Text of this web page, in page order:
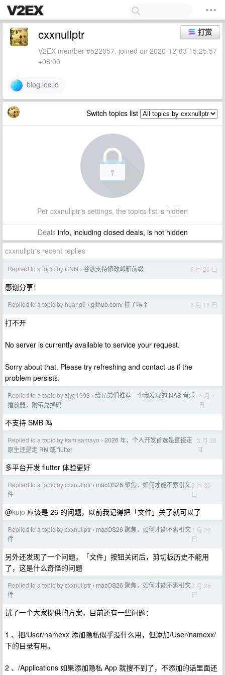
打赏
cxxnullptr
V2EX member #522057, joined on 2020-12-03 15:25:57
+08:00
blog.loc.lc
Switch topics list
Per cxxnullptr's settings, the topics list is hidden
Dealsinfo, including closed deals, is not hidden
cxxnullptr's recent replies
Replied to a topic by CNN › 谷歌支持修改邮箱前缀 6 月 23 日
感谢分享！
Replied to a topic by huang9 › github.com/ 挂了吗 ? 5 月 15 日
打不开
No server is currently available to service your request.
Sorry about that. Please try refreshing and contact us if the
problem persists.
Replied to a topic by zjyg1993 › 给兄弟们推荐一个我发现的 NAS 音乐
播放器，附带兑换码
4 月 7
日
不支持 SMB 吗
Replied to a topic by kamisamayo › 2026 年，个人开发首选是直接走
原生还是走 RN 或 flutter
3 月 30
日
多平台开发 flutter 体验更好
Replied to a topic by cxxnullptr › macOS26 聚焦，如何才能不索引文
件
3 月 30
日
@kujo 应该是 26 的问题，以前我记得把「文件」关了就可以了
Replied to a topic by cxxnullptr › macOS26 聚焦，如何才能不索引文
件
3 月 26
日
另外还发现了一个问题，「文件」按钮关闭后，剪切板历史不能用
了，这是什么奇怪的问题
Replied to a topic by cxxnullptr › macOS26 聚焦，如何才能不索引文
件
3 月 26
日
试了一个大家提供的方案，目前还有一些问题：
1 、把/User/namexx 添加隐私似乎没什么用，但添加/User/namexx/
下的目录有用。
2 、/Applications 如果添加隐私 App 就搜不到了，不添加的话里面还